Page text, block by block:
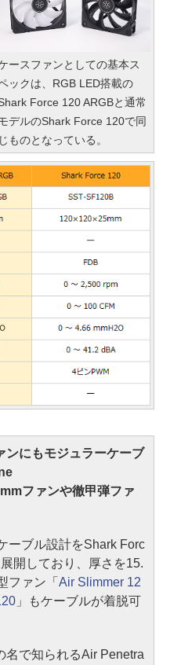
ースファンとしての基本ス
ックは、RGB LED搭載の
Force 120 ARGBと通常
デルのShark Force 120で同
じものとなっている。
ンにもモジュラーケーブ
ファンや徹甲弾ファ
ブル設計をShark Forc
開しており、厚さを15.
ファン「 Air Slimmer 12
」もケーブルが着脱可
で知られるAir Penetra